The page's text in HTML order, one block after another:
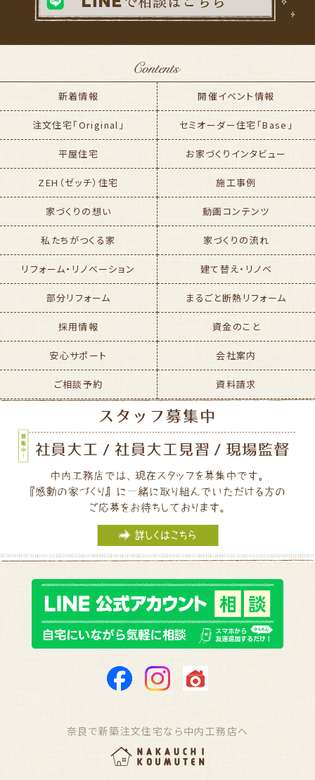
新着情報 開催イベント情報
注文住宅「Original」 セミオーダー住宅「Base」
平屋住宅 お家づくりインタビュー
ZEH（ゼッチ）住宅 施工事例
家づくりの想い 動画コンテンツ
私たちがつくる家 家づくりの流れ
リフォーム・リノベーション 建て替え・リノベ
部分リフォーム まるごと断熱リフォーム
採用情報 資金のこと
安心サポート 会社案内
ご相談予約 資料請求
奈良で新築注文住宅なら中内工務店へ